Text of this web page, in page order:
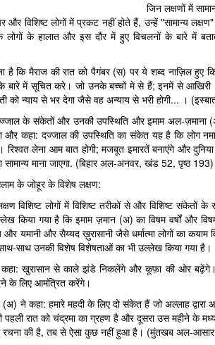
जिन लक्षणों में
और विशिष्ट लोगों में प्रकट नहीं होते हैं, उन्हें "सामान्य
के हालात और इस दौर में हुए विचलनों के बारे में
है कि मैराज की रात को पैगंबर (स) पर ये शब्द नाज़िल
बारे में सूचित करे। जो उनके बच्चों मे से हैं; इनमें से आखिरी
को न्याय से भर देगा जैसे वह अन्याय से भरी होगी... ।
के संकेतों और उनकी उपस्थिति और इमाम अल-ज़माना
और कहा: दज्जाल की उपस्थिति का संकेत यह है कि लोग
रिश्वत लेना आम बात होगी; मजबूत इमारतें बनाएंगे और
माना जाएगा. (बिहार अल-अनवर, खंड 52, पृष्ठ 193)
के जोहूर के विशेष लक्षण:
विशिष्ट लोगों में विशिष्ट तरीकों से और विशिष्ट संकेतों
किया गया है कि इमाम ज़मान (अ) का विषम वर्षों और
यमानी और सैय्यद ख़ुरासानी जैसे धर्मात्मा लोगों का
साथ उनकी विशेष विशेषताओं का भी उल्लेख किया गया है।
कहा: खुरासान से काले झंडे निकलेंगे और कूफ़ा की ओर
के लिए आमंत्रित करेंगे।
(अ) ने कहा: हमारे महदी के लिए दो संकेत हैं जो अल्लाह
रात को चंद्रमा का ग्रहण है और दूसरा उस महीने के
रचना की है, तब से ऐसा कुछ नहीं हुआ है। (मुंतखब अल-